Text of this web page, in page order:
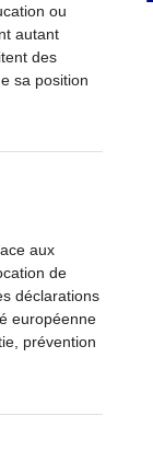
ou
autant
des
sa position
aux
de
déclarations
européenne
prévention